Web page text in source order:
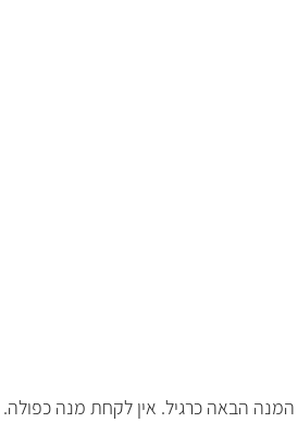
הבאה כרגיל. אין לקחת מנה כפולה.